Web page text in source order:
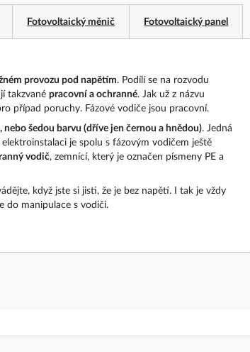
Fotovoltaický měnič Fotovoltaický panel
provozu pod napětím. Podílí se na rozvodu
takzvanépracovní a ochranné. Jak už z názvu
případ poruchy. Fázové vodiče jsou pracovní.
nebo šedou barvu (dříve jen černou a hnědou). Jedná
elektroinstalaci je spolu s fázovým vodičem ještě
vodič, zemnící, který je označen písmeny PE a
když jste si jisti, že je bez napětí. I tak je vždy
do manipulace s vodiči.